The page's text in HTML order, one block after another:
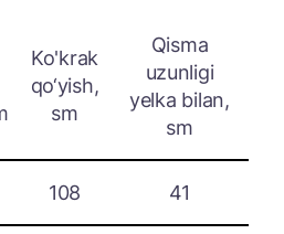
Ko'krak
qo‘yish,
sm
Qisma
uzunligi
yelka bilan,
sm
108 41